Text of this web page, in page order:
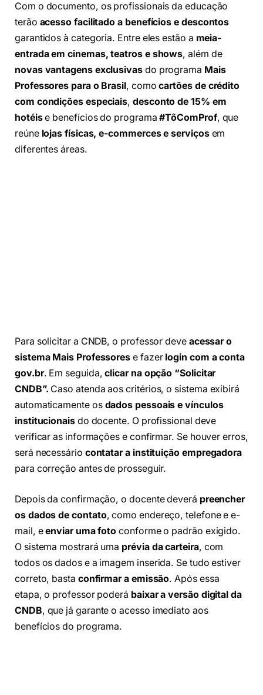
Com o documento, os profissionais da educação
terão acesso facilitado a benefícios e descontos
garantidos à categoria. Entre eles estão a meia-
entrada em cinemas, teatros e shows, além de
novas vantagens exclusivasdo programa Mais
Professores para o Brasil, comocartões de crédito
com condições especiais,desconto de 15% em
hotéise benefícios do programa#TôComProf, que
reúne lojas físicas, e-commerces e serviçosem
diferentes áreas.
Para solicitar a CNDB, o professor deve acessar o
sistema Mais Professores e fazer login com a conta
gov.br. Em seguida,clicar na opção “Solicitar
CNDB”. Caso atenda aos critérios, o sistema exibirá
automaticamente os dados pessoais e vínculos
institucionaisdo docente. O profissional deve
verificar as informações e confirmar. Se houver erros,
será necessário contatar a instituição empregadora
para correção antes de prosseguir.
Depois da confirmação, o docente deverá preencher
os dados de contato, como endereço, telefone e e-
mail, eenviar uma foto conforme o padrão exigido.
O sistema mostrará uma prévia da carteira, com
todos os dados e a imagem inserida. Se tudo estiver
correto, basta confirmar a emissão. Após essa
etapa, o professor poderá baixar a versão digital da
CNDB, que já garante o acesso imediato aos
benefícios do programa.